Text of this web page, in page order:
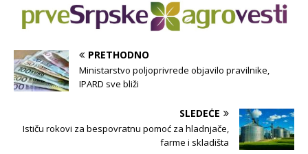
PRETHODNO
Ministarstvo poljoprivrede objavilo pravilnike,
IPARD sve bliži
SLEDEĆE
Ističu rokovi za bespovratnu pomoć za hladnjače,
farme i skladišta